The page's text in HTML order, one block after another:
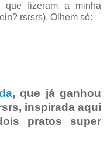
que fizeram a minha
rsrsrs). Olhem só:
, que já ganhou
inspirada aqui
pratos super